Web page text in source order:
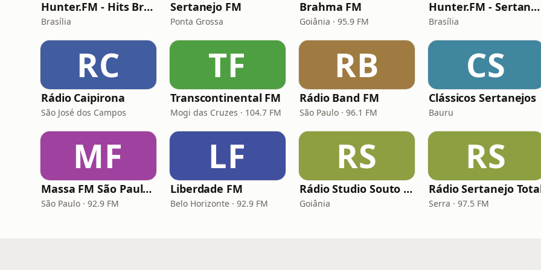
Hunter.FM - Hits Brasil
Brasília
Sertanejo FM
Ponta Grossa
Brahma FM
Goiânia · 95.9 FM
Hunter.FM - Sertanejo
Brasília
RC
Rádio Caipirona
São José dos Campos
TF
Transcontinental FM
Mogi das Cruzes · 104.7 FM
RB
Rádio Band FM
São Paulo · 96.1 FM
CS
Clássicos Sertanejos
Bauru
MF
Massa FM São Paulo 92.9
São Paulo · 92.9 FM
LF
Liberdade FM
Belo Horizonte · 92.9 FM
RS
Rádio Studio Souto - Sertaneja
Goiânia
RS
Rádio Sertanejo
Serra · 97.5 FM